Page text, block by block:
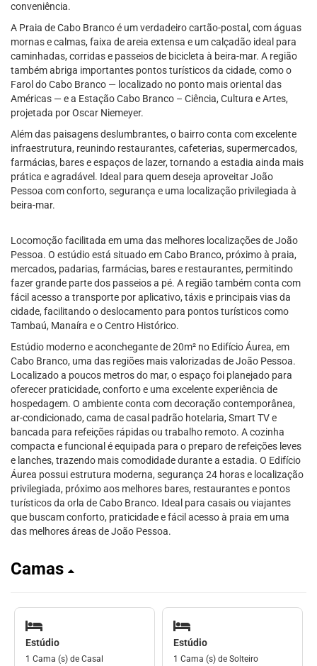
conveniência.
A Praia de Cabo Branco é um verdadeiro cartão-postal, com águas
mornas e calmas, faixa de areia extensa e um calçadão ideal para
caminhadas, corridas e passeios de bicicleta à beira-mar. A região
também abriga importantes pontos turísticos da cidade, como o
Farol do Cabo Branco — localizado no ponto mais oriental das
Américas — e a Estação Cabo Branco – Ciência, Cultura e Artes,
projetada por Oscar Niemeyer.
Além das paisagens deslumbrantes, o bairro conta com excelente
infraestrutura, reunindo restaurantes, cafeterias, supermercados,
farmácias, bares e espaços de lazer, tornando a estadia ainda mais
prática e agradável. Ideal para quem deseja aproveitar João
Pessoa com conforto, segurança e uma localização privilegiada à
beira-mar.
Locomoção facilitada em uma das melhores localizações de João
Pessoa. O estúdio está situado em Cabo Branco, próximo à praia,
mercados, padarias, farmácias, bares e restaurantes, permitindo
fazer grande parte dos passeios a pé. A região também conta com
fácil acesso a transporte por aplicativo, táxis e principais vias da
cidade, facilitando o deslocamento para pontos turísticos como
Tambaú, Manaíra e o Centro Histórico.
Estúdio moderno e aconchegante de 20m² no Edifício Áurea, em
Cabo Branco, uma das regiões mais valorizadas de João Pessoa.
Localizado a poucos metros do mar, o espaço foi planejado para
oferecer praticidade, conforto e uma excelente experiência de
hospedagem. O ambiente conta com decoração contemporânea,
ar-condicionado, cama de casal padrão hotelaria, Smart TV e
bancada para refeições rápidas ou trabalho remoto. A cozinha
compacta e funcional é equipada para o preparo de refeições leves
e lanches, trazendo mais comodidade durante a estadia. O Edifício
Áurea possui estrutura moderna, segurança 24 horas e localização
privilegiada, próximo aos melhores bares, restaurantes e pontos
turísticos da orla de Cabo Branco. Ideal para casais ou viajantes
que buscam conforto, praticidade e fácil acesso à praia em uma
das melhores áreas de João Pessoa.
Camas
Estúdio
1 Cama (s) de Casal
Estúdio
1 Cama (s) de Solteiro